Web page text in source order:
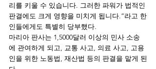
리를 키울 수 있습니다. 그러한 파워가 법적인
판결에도 크게 영향을 미치게 됩니다.”라고 한
인들에게도 특별히 당부했다.
마리아 판사는 1,5000달러 이상의 민사 소송
에 관여하게 되고, 교통 사고, 의료 사고, 고용
인을 위한 노동법, 재산법 등의 판결을 맡게 된